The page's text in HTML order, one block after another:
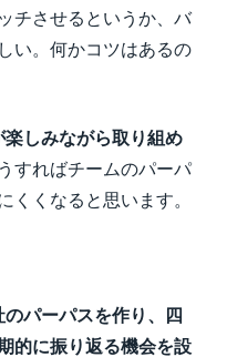
チさせるというか、バ
い。何かコツはあるの
しみながら取り組め
すればチームのパーパ
くくなると思います。
のパーパスを作り、四
的に振り返る機会を設